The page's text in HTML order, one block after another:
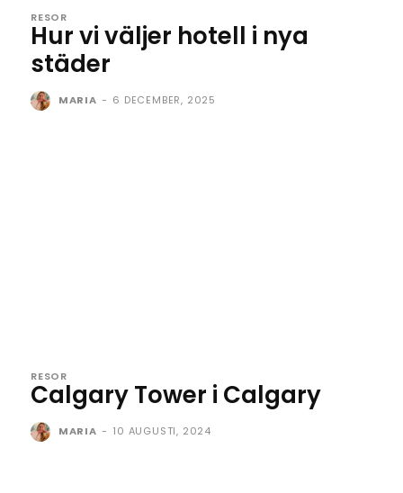
RESOR
Hur vi väljer hotell i nya
städer
MARIA - 6 DECEMBER, 2025
RESOR
Calgary Tower i Calgary
MARIA - 10 AUGUSTI, 2024